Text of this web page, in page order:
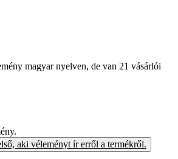
magyar nyelven, de van 21 vásárlói
aki véleményt ír erről a termékről.